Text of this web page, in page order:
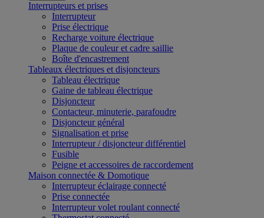
Interrupteurs et prises
Interrupteur
Prise électrique
Recharge voiture électrique
Plaque de couleur et cadre saillie
Boîte d'encastrement
Tableaux électriques et disjoncteurs
Tableau électrique
Gaine de tableau électrique
Disjoncteur
Contacteur, minuterie, parafoudre
Disjoncteur général
Signalisation et prise
Interrupteur / disjoncteur différentiel
Fusible
Peigne et accessoires de raccordement
Maison connectée & Domotique
Interrupteur éclairage connecté
Prise connectée
Interrupteur volet roulant connecté